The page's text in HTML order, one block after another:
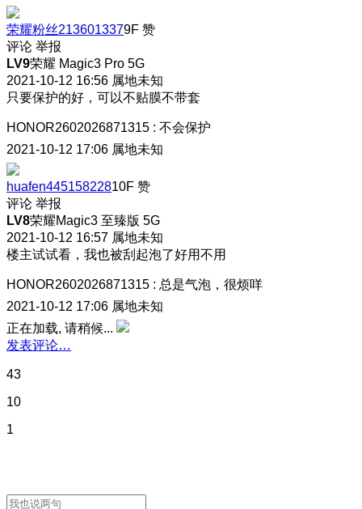
荣耀粉丝2136013379F 赞
评论 举报
LV9荣耀 Magic3 Pro 5G
2021-10-12 16:56 属地未知
只要保护的好，可以不贴膜不带套
HONOR2602026871315 : 不会保护
2021-10-12 17:06 属地未知
huafen44515822810F 赞
评论 举报
LV8荣耀Magic3 至臻版 5G
2021-10-12 16:57 属地未知
楼主试试看，我也被刮起泡了好用不用
HONOR2602026871315 : 总是气泡，很烦咩
2021-10-12 17:06 属地未知
正在加载, 请稍候...
发表评论…
43
10
1